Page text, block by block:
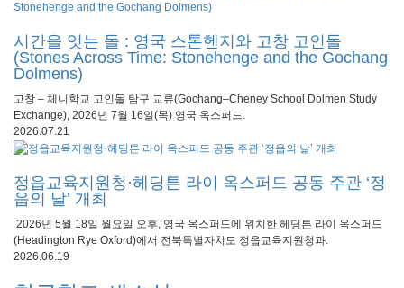
시간을 잇는 돌 : 영국 스톤헨지와 고창 고인돌
(Stones Across Time: Stonehenge and the Gochang
Dolmens)
고창 – 체니학교 고인돌 탐구 교류(Gochang–Cheney School Dolmen Study
Exchange), 2026년 7월 16일(목) 영국 옥스퍼드.
2026.07.21
정읍교육지원청·헤딩튼 라이 옥스퍼드 공동 주관 ‘정
읍의 날’ 개최
2026년 5월 18일 월요일 오후, 영국 옥스퍼드에 위치한 헤딩튼 라이 옥스퍼드
(Headington Rye Oxford)에서 전북특별자치도 정읍교육지원청과.
2026.06.19